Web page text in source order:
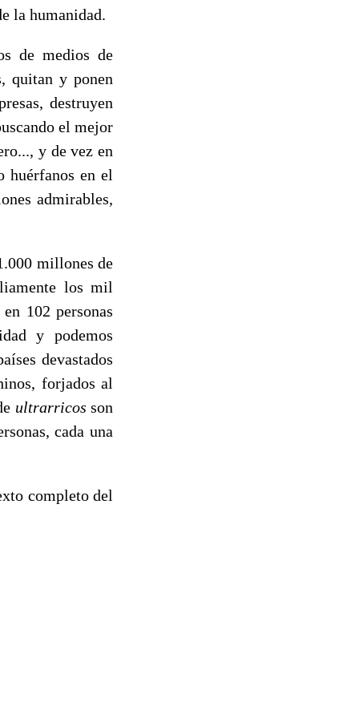
la humanidad.
de medios de
quitan y ponen
destruyen
el mejor
y de vez en
huérfanos en el
admirables,
millones de
los mil
102 personas
y podemos
devastados
forjados al
ultrarricos son
cada una
completo del